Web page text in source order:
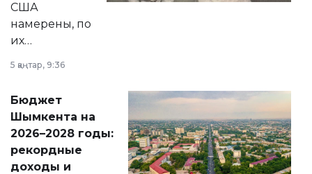
США
намерены, по
их
принести
народу
Венесуэлы.
5 қаңтар, 9:36
Бюджет
Шымкента на
2026–2028 годы:
рекордные
доходы и